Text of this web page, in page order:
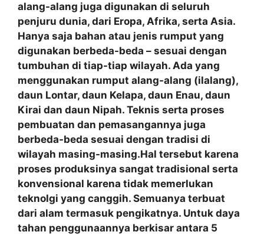
alang-alang juga digunakan di seluruh
penjuru dunia, dari Eropa, Afrika, serta Asia.
Hanya saja bahan atau jenis rumput yang
digunakan berbeda-beda – sesuai dengan
tumbuhan di tiap-tiap wilayah. Ada yang
menggunakan rumput alang-alang (ilalang),
daun Lontar, daun Kelapa, daun Enau, daun
Kirai dan daun Nipah. Teknis serta proses
pembuatan dan pemasangannya juga
berbeda-beda sesuai dengan tradisi di
wilayah masing-masing.Hal tersebut karena
proses produksinya sangat tradisional serta
konvensional karena tidak memerlukan
teknolgi yang canggih. Semuanya terbuat
dari alam termasuk pengikatnya. Untuk daya
tahan penggunaannya berkisar antara 5